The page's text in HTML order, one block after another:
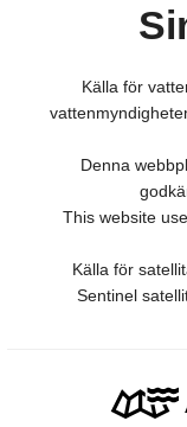
Källa för
Denna
This website
Källa för
Sentinel